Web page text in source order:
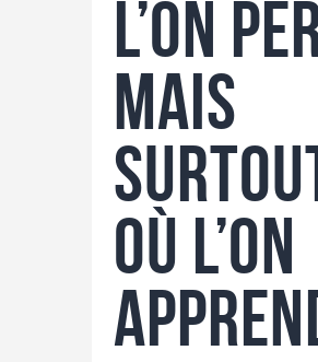
l’on
mais
où l’on